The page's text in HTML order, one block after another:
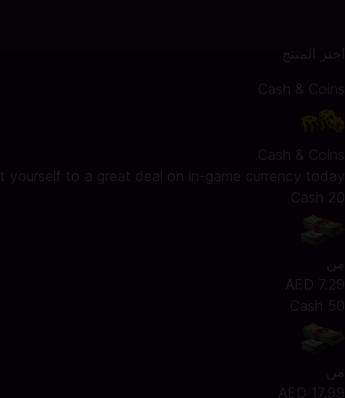
اختر المنتج
Cash & Coins
Cash & Coins
yourself to a great deal on in-game currency today!
20 Cash
من
AED 7.29
50 Cash
من
AED 17.99